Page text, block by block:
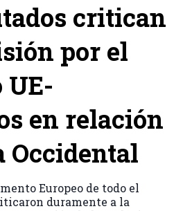
critican
por el
en relación
Occidental
Europeo de todo el
duramente a la